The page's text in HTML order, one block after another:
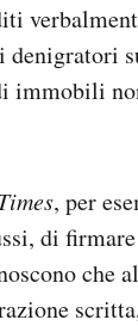
denigratori
immobili
, per
di
che